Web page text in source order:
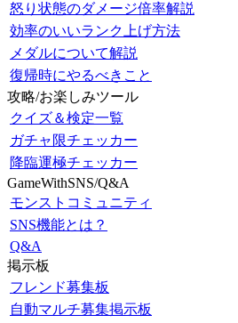
怒り状態のダメージ倍率解説
効率のいいランク上げ方法
メダルについて解説
復帰時にやるべきこと
攻略/お楽しみツール
クイズ＆検定一覧
ガチャ限チェッカー
降臨運極チェッカー
GameWithSNS/Q&A
モンストコミュニティ
SNS機能とは？
Q&A
掲示板
フレンド募集板
自動マルチ募集掲示板